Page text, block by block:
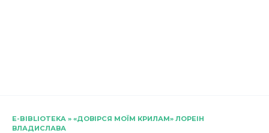
E-BIBLIOTEKA » «ДОВІРСЯ МОЇМ КРИЛАМ» ЛОРЕІН
ВЛАДИСЛАВА